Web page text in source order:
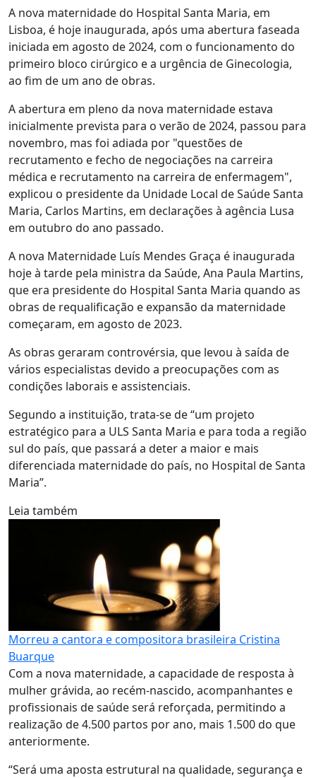
A nova maternidade do Hospital Santa Maria, em
Lisboa, é hoje inaugurada, após uma abertura faseada
iniciada em agosto de 2024, com o funcionamento do
primeiro bloco cirúrgico e a urgência de Ginecologia,
ao fim de um ano de obras.
A abertura em pleno da nova maternidade estava
inicialmente prevista para o verão de 2024, passou para
novembro, mas foi adiada por "questões de
recrutamento e fecho de negociações na carreira
médica e recrutamento na carreira de enfermagem",
explicou o presidente da Unidade Local de Saúde Santa
Maria, Carlos Martins, em declarações à agência Lusa
em outubro do ano passado.
A nova Maternidade Luís Mendes Graça é inaugurada
hoje à tarde pela ministra da Saúde, Ana Paula Martins,
que era presidente do Hospital Santa Maria quando as
obras de requalificação e expansão da maternidade
começaram, em agosto de 2023.
As obras geraram controvérsia, que levou à saída de
vários especialistas devido a preocupações com as
condições laborais e assistenciais.
Segundo a instituição, trata-se de “um projeto
estratégico para a ULS Santa Maria e para toda a região
sul do país, que passará a deter a maior e mais
diferenciada maternidade do país, no Hospital de Santa
Maria”.
Leia também
Morreu a cantora e compositora brasileira Cristina
Buarque
Com a nova maternidade, a capacidade de resposta à
mulher grávida, ao recém-nascido, acompanhantes e
profissionais de saúde será reforçada, permitindo a
realização de 4.500 partos por ano, mais 1.500 do que
anteriormente.
“Será uma aposta estrutural na qualidade, segurança e